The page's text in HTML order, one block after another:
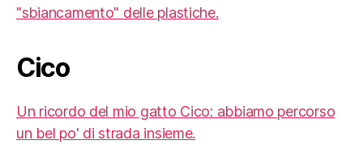
"sbiancamento" delle plastiche.
Cico
Un ricordo del mio gatto Cico: abbiamo percorso
un bel po' di strada insieme.